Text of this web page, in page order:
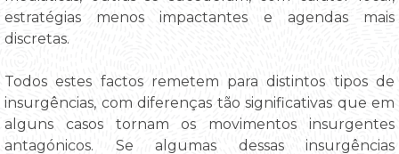
estratégias menos impactantes e agendas mais
discretas.
Todos estes factos remetem para distintos tipos de
insurgências, com diferenças tão significativas que em
alguns casos tornam os movimentos insurgentes
antagónicos. Se algumas dessas insurgências